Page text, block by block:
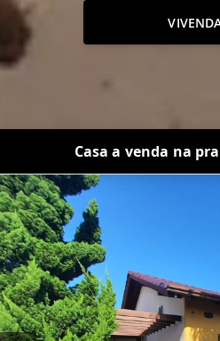
Casa a venda na